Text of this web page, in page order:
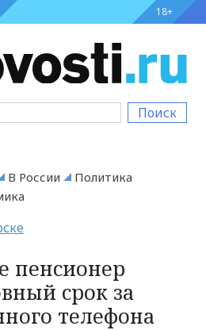
18+
Поиск
В России
Политика
пенсионер
срок за
телефона